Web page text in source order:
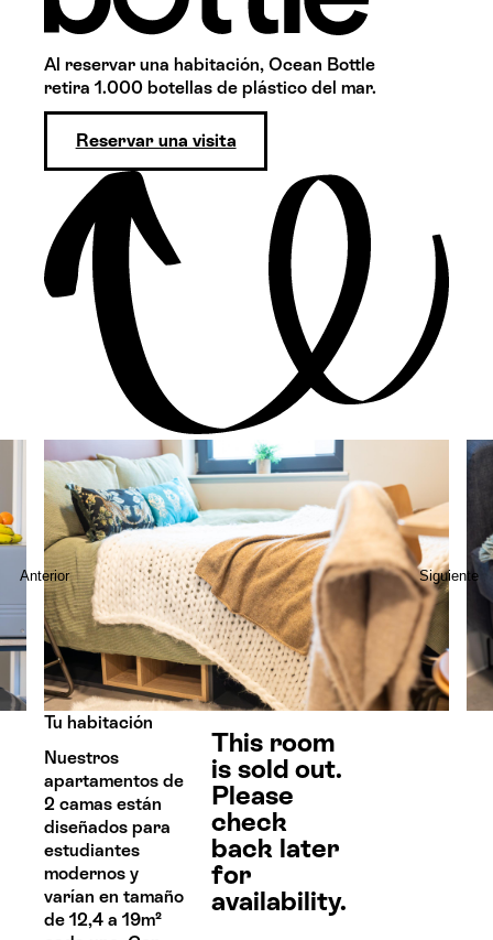
Al reservar una habitación, Ocean Bottle
retira 1.000 botellas de plástico del mar.
Reservar una visita
Anterior Siguiente
Tu habitación
Nuestros
apartamentos de
2 camas están
diseñados para
estudiantes
modernos y
varían en tamaño
de 12,4 a 19m²
This room
is sold out.
Please
check
back later
for
availability.